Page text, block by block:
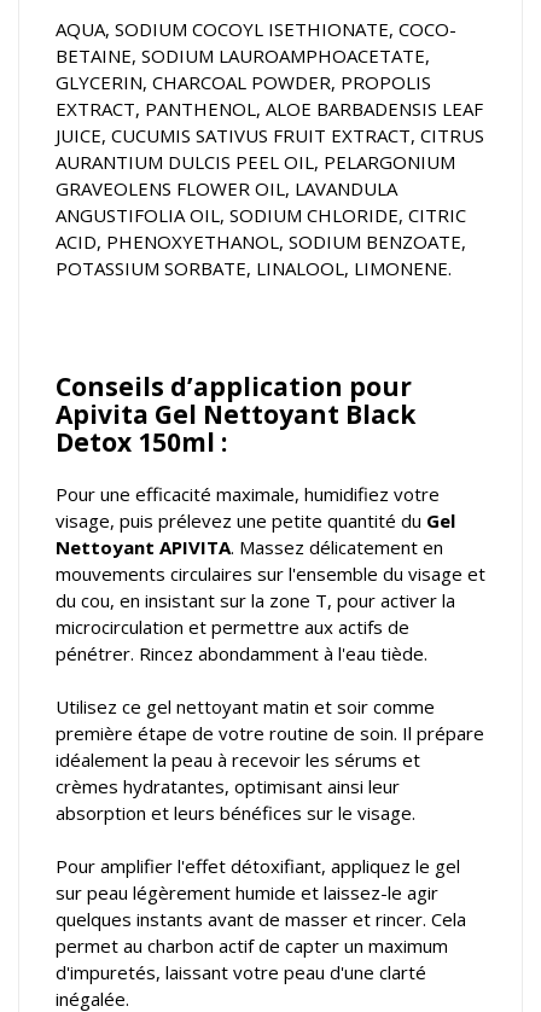
AQUA, SODIUM COCOYL ISETHIONATE, COCO-
BETAINE, SODIUM LAUROAMPHOACETATE,
GLYCERIN, CHARCOAL POWDER, PROPOLIS
EXTRACT, PANTHENOL, ALOE BARBADENSIS LEAF
JUICE, CUCUMIS SATIVUS FRUIT EXTRACT, CITRUS
AURANTIUM DULCIS PEEL OIL, PELARGONIUM
GRAVEOLENS FLOWER OIL, LAVANDULA
ANGUSTIFOLIA OIL, SODIUM CHLORIDE, CITRIC
ACID, PHENOXYETHANOL, SODIUM BENZOATE,
POTASSIUM SORBATE, LINALOOL, LIMONENE.
Conseils d’application pour
Apivita Gel Nettoyant Black
Detox 150ml :
Pour une efficacité maximale, humidifiez votre
visage, puis prélevez une petite quantité du Gel
Nettoyant APIVITA. Massez délicatement en
mouvements circulaires sur l'ensemble du visage et
du cou, en insistant sur la zone T, pour activer la
microcirculation et permettre aux actifs de
pénétrer. Rincez abondamment à l'eau tiède.
Utilisez ce gel nettoyant matin et soir comme
première étape de votre routine de soin. Il prépare
idéalement la peau à recevoir les sérums et
crèmes hydratantes, optimisant ainsi leur
absorption et leurs bénéfices sur le visage.
Pour amplifier l'effet détoxifiant, appliquez le gel
sur peau légèrement humide et laissez-le agir
quelques instants avant de masser et rincer. Cela
permet au charbon actif de capter un maximum
d'impuretés, laissant votre peau d'une clarté
inégalée.